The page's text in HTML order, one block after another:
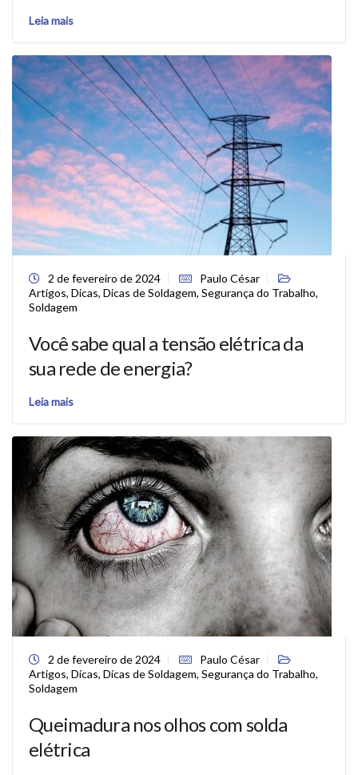
Leia mais
2 de fevereiro de 2024
Paulo César
Artigos, Dicas, Dicas de Soldagem, Segurança do Trabalho,
Soldagem
Você sabe qual a tensão elétrica da
sua rede de energia?
Leia mais
2 de fevereiro de 2024
Paulo César
Artigos, Dicas, Dicas de Soldagem, Segurança do Trabalho,
Soldagem
Queimadura nos olhos com solda
elétrica